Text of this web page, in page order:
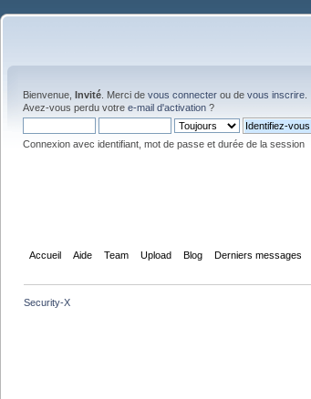
Bienvenue, Invité . Merci de vous connecter ou de vous inscrire
Avez-vous perdu votre e-mail d'activation ?
Connexion avec identifiant, mot de passe et durée de la session
Accueil Aide Team Upload Blog Derniers messages
Security-X